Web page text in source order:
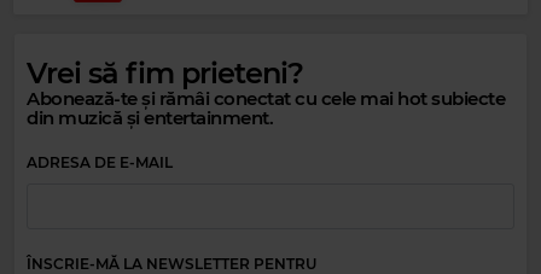
Magic Party Mix
MAGIC PARTY MIX–MAGIC PARTY MIX
Vrei să fim prieteni?
Abonează-te și rămâi conectat cu cele mai hot subiecte
din muzică și entertainment.
ADRESA DE E-MAIL
ÎNSCRIE-MĂ LA NEWSLETTER PENTRU